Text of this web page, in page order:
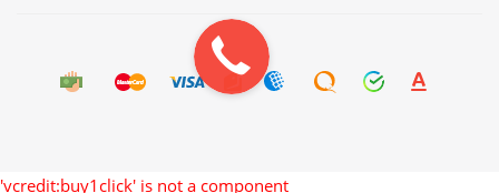
'vcredit:buy1click' is not a component